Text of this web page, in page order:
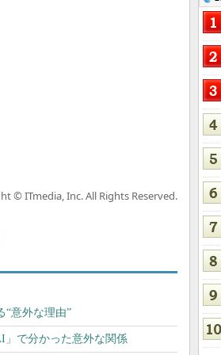
© ITmedia, Inc. All Rights Reserved.
“意外な理由”
で分かった意外な関係